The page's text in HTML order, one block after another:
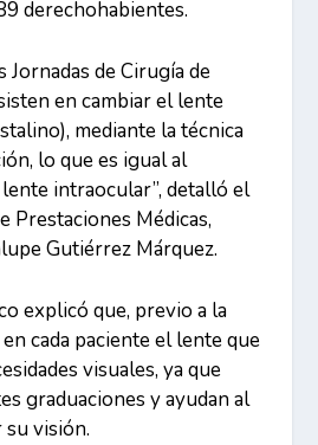
derechohabientes.
Jornadas de Cirugía de
en cambiar el lente
mediante la técnica
lo que es igual al
intraocular”, detalló el
Prestaciones Médicas,
Gutiérrez Márquez.
explicó que, previo a la
cada paciente el lente que
visuales, ya que
graduaciones y ayudan al
su visión.